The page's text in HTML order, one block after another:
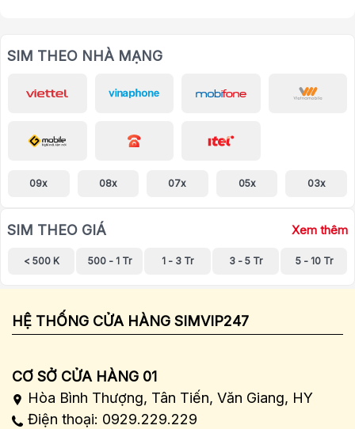
SIM THEO NHÀ MẠNG
09x 08x 07x 05x 03x
SIM THEO GIÁ Xem thêm
< 500 K 500 - 1 Tr 1 - 3 Tr 3 - 5 Tr 5 - 10 Tr
HỆ THỐNG CỬA HÀNG SIMVIP247
CƠ SỞ CỬA HÀNG 01
Hòa Bình Thượng, Tân Tiến, Văn Giang, HY
Điện thoại: 0929.229.229